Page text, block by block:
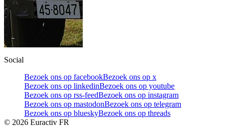
Social
Bezoek ons op facebookBezoek ons op x
Bezoek ons op linkedinBezoek ons op youtube
Bezoek ons op rss-feedBezoek ons op instagram
Bezoek ons op mastodonBezoek ons op telegram
Bezoek ons op blueskyBezoek ons op threads
© 2026 Euractiv FR